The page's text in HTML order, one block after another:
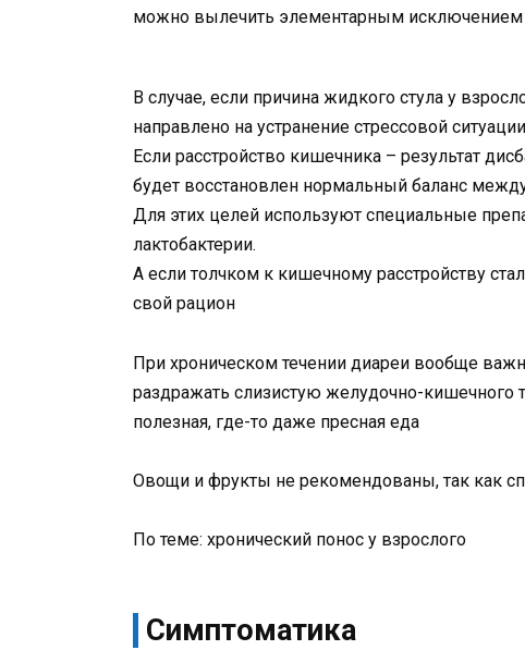
можно вылечить элементарным исключением
В случае, если причина жидкого стула у
направлено на устранение стрессовой
Если расстройство кишечника – результат
будет восстановлен нормальный баланс
Для этих целей используют специальные
лактобактерии.
А если толчком к кишечному расстройству
свой рацион
При хроническом течении диареи вообще
раздражать слизистую желудочно-кишечного
полезная, где-то даже пресная еда
Овощи и фрукты не рекомендованы, так как
По теме: хронический понос у взрослого
Симптоматика